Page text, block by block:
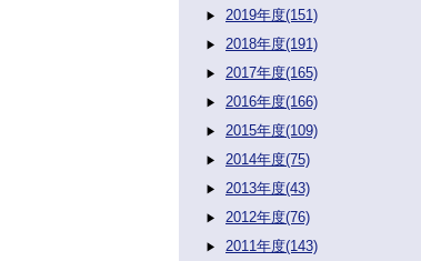
2019年度(151)
2018年度(191)
2017年度(165)
2016年度(166)
2015年度(109)
2014年度(75)
2013年度(43)
2012年度(76)
2011年度(143)